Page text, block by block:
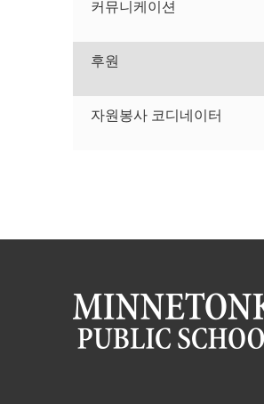
커뮤니케이션
후원
자원봉사 코디네이터